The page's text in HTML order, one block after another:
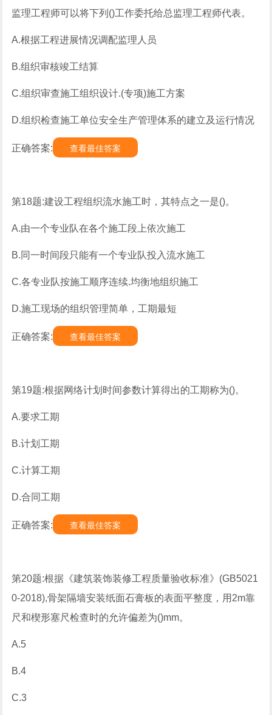
监理工程师可以将下列()工作委托给总监理工程师代表。
A.根据工程进展情况调配监理人员
B.组织审核竣工结算
C.组织审查施工组织设计.(专项)施工方案
D.组织检查施工单位安全生产管理体系的建立及运行情况
正确答案: 查看最佳答案
第18题:建设工程组织流水施工时，其特点之一是()。
A.由一个专业队在各个施工段上依次施工
B.同一时间段只能有一个专业队投入流水施工
C.各专业队按施工顺序连续.均衡地组织施工
D.施工现场的组织管理简单，工期最短
正确答案: 查看最佳答案
第19题:根据网络计划时间参数计算得出的工期称为()。
A.要求工期
B.计划工期
C.计算工期
D.合同工期
正确答案: 查看最佳答案
第20题:根据《建筑装饰装修工程质量验收标准》(GB5021
0-2018),骨架隔墙安装纸面石膏板的表面平整度，用2m靠
尺和楔形塞尺检查时的允许偏差为()mm。
A.5
B.4
C.3